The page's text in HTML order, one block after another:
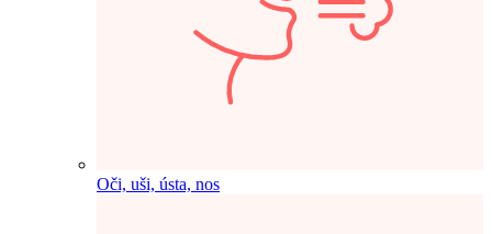
Oči, uši, ústa, nos